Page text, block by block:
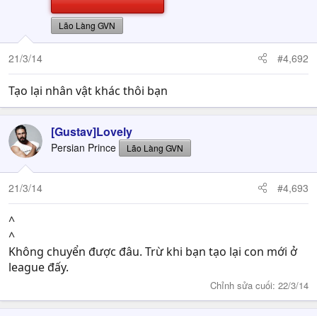
Lão Làng GVN
21/3/14 #4,692
Tạo lại nhân vật khác thôi bạn
[Gustav]Lovely
Persian Prince Lão Làng GVN
21/3/14 #4,693
^
^
Không chuyển được đâu. Trừ khi bạn tạo lại con mới ở
league đấy.
Chỉnh sửa cuối: 22/3/14